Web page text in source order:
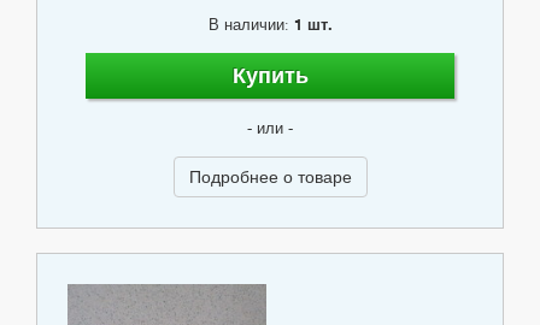
В наличии: 1 шт.
Купить
- или -
Подробнее о товаре